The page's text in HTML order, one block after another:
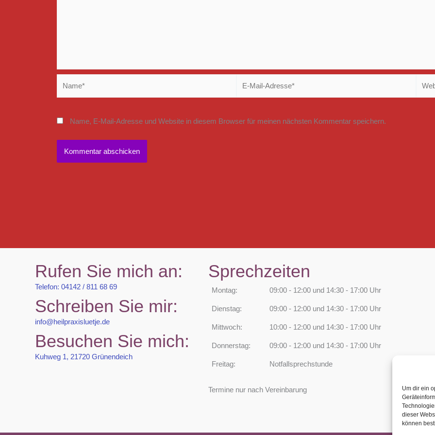
Um dir ein
dieser
können
Mail-
Name, E-Mail-Adresse und Website in diesem Browser für meinen nächsten Kommentar speichern.
Rufen Sie mich an:
Telefon: 04142 / 811 68 69
Schreiben Sie mir:
info@heilpraxisluetje.de
Besuchen Sie mich:
Kuhweg 1, 21720 Grünendeich
Sprechzeiten
Montag: 09:00 - 12:00 und 14:30 - 17:00 Uhr
Dienstag: 09:00 - 12:00 und 14:30 - 17:00 Uhr
Mittwoch: 10:00 - 12:00 und 14:30 - 17:00 Uhr
Donnerstag: 09:00 - 12:00 und 14:30 - 17:00 Uhr
Freitag: Notfallsprechstunde
Termine nur nach Vereinbarung